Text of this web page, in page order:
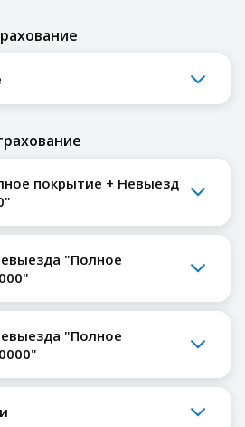
покрытие + Невыезд
"Полное
"Полное